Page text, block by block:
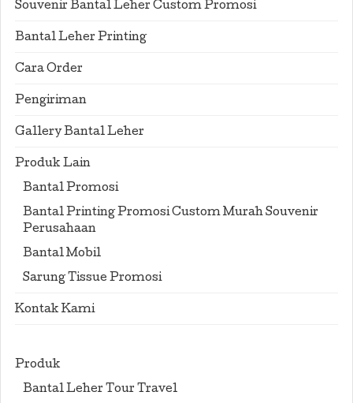
Souvenir Bantal Leher Custom Promosi
Bantal Leher Printing
Cara Order
Pengiriman
Gallery Bantal Leher
Produk Lain
Bantal Promosi
Bantal Printing Promosi Custom Murah Souvenir
Perusahaan
Bantal Mobil
Sarung Tissue Promosi
Kontak Kami
Produk
Bantal Leher Tour Travel